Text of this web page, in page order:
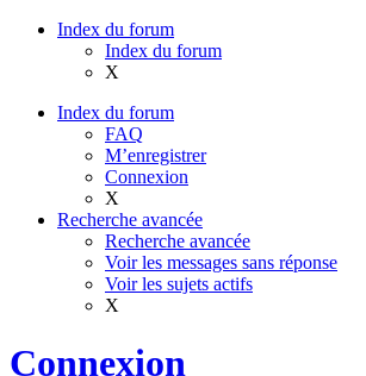
Index du forum
Index du forum
X
Index du forum
FAQ
M’enregistrer
Connexion
X
Recherche avancée
Recherche avancée
Voir les messages sans réponse
Voir les sujets actifs
X
Connexion